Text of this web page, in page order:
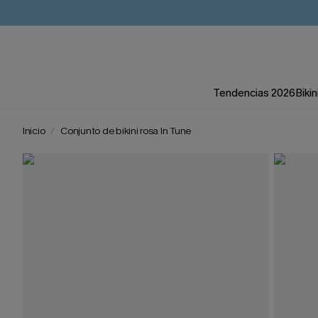
Tendencias 2026
Inicio Conjunto de bikini rosa In Tune